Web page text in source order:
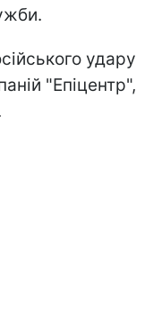
удару
"Епіцентр",